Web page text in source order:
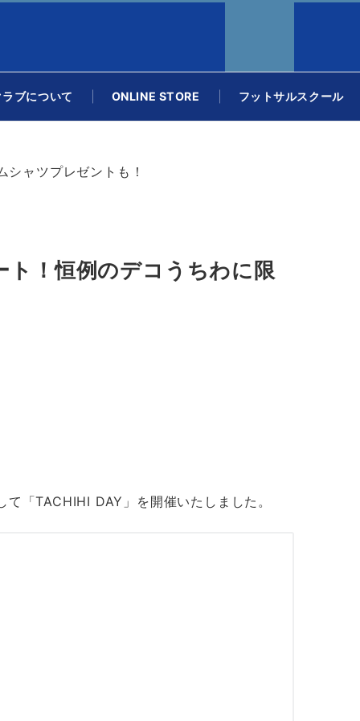
ラブについて ONLINE STORE フットサルスクール
ャツプレゼントも！
ト！恒例のデコうちわに限
「TACHIHI DAY」を開催いたしました。